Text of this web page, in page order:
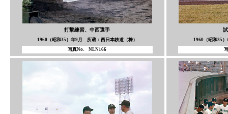
打撃練習、中西選手
1960（昭和35）年9月 所蔵：西日本鉄道（株）
写真No. NLN166
1960（昭和35